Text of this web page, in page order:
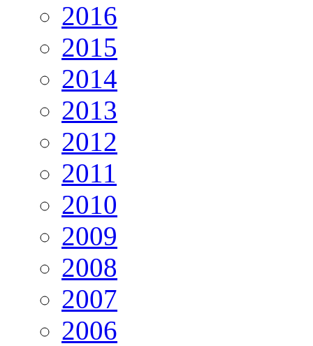
2016
2015
2014
2013
2012
2011
2010
2009
2008
2007
2006